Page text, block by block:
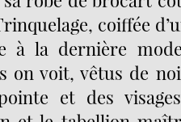
coiffée
à la dernière
on voit, vêtus de
et des